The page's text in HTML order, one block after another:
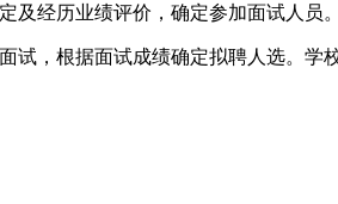
及经历业绩评价，确定参加面试人员。
，根据面试成绩确定拟聘人选。学